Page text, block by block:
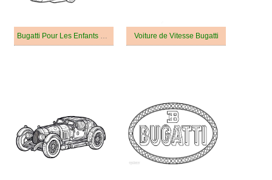
Bugatti Pour Les Enfants De 4 An Voiture de Vitesse Bugatti